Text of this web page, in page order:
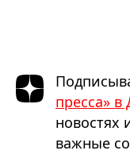
пресса» в
новостях
важные